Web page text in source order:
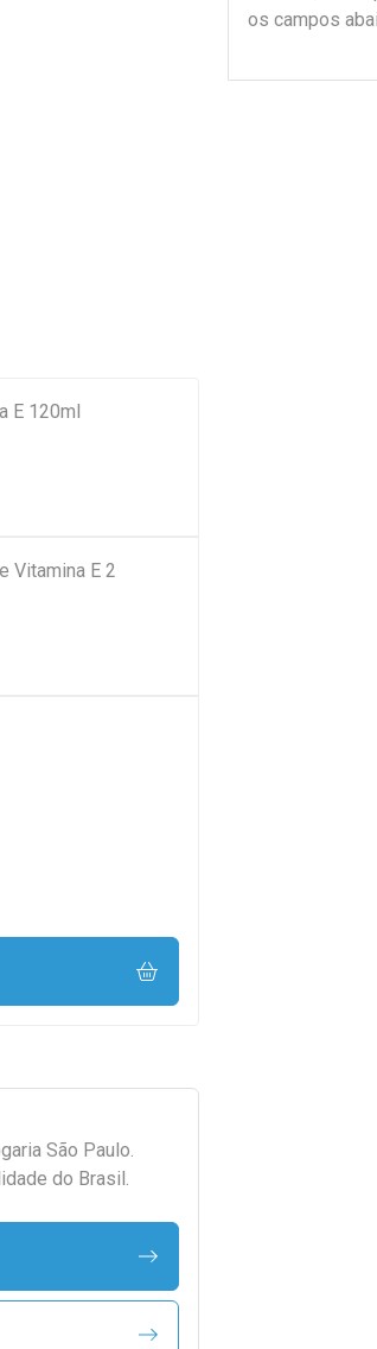
os campos
E 120ml
Vitamina E 2
São Paulo.
do Brasil.